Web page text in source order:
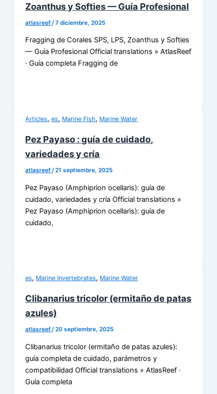
Zoanthus y Softies — Guía Profesional
atlasreef/7 diciembre, 2025
Fragging de Corales SPS, LPS, Zoanthus y Softies
— Guía Profesional Official translations » AtlasReef
· Guía completa Fragging de
Articles,es, Marine Fish, Marine Water
Pez Payaso : guía de cuidado,
variedades y cría
atlasreef/21 septiembre, 2025
Pez Payaso (Amphiprion ocellaris): guía de
cuidado, variedades y cría Official translations »
Pez Payaso (Amphiprion ocellaris): guía de
cuidado,
es, Marine Invertebrates, Marine Water
Clibanarius tricolor (ermitaño de patas
azules)
atlasreef/20 septiembre, 2025
Clibanarius tricolor (ermitaño de patas azules):
guía completa de cuidado, parámetros y
compatibilidad Official translations » AtlasReef ·
Guía completa